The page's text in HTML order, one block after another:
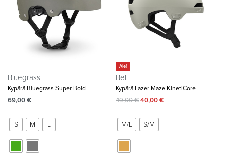
Bluegrass
Kypärä Bluegrass Super Bold
69,00€
S M L
Ale!
Bell
Kypärä Lazer Maze KinetiCore
49,00€40,00€
M/L S/M